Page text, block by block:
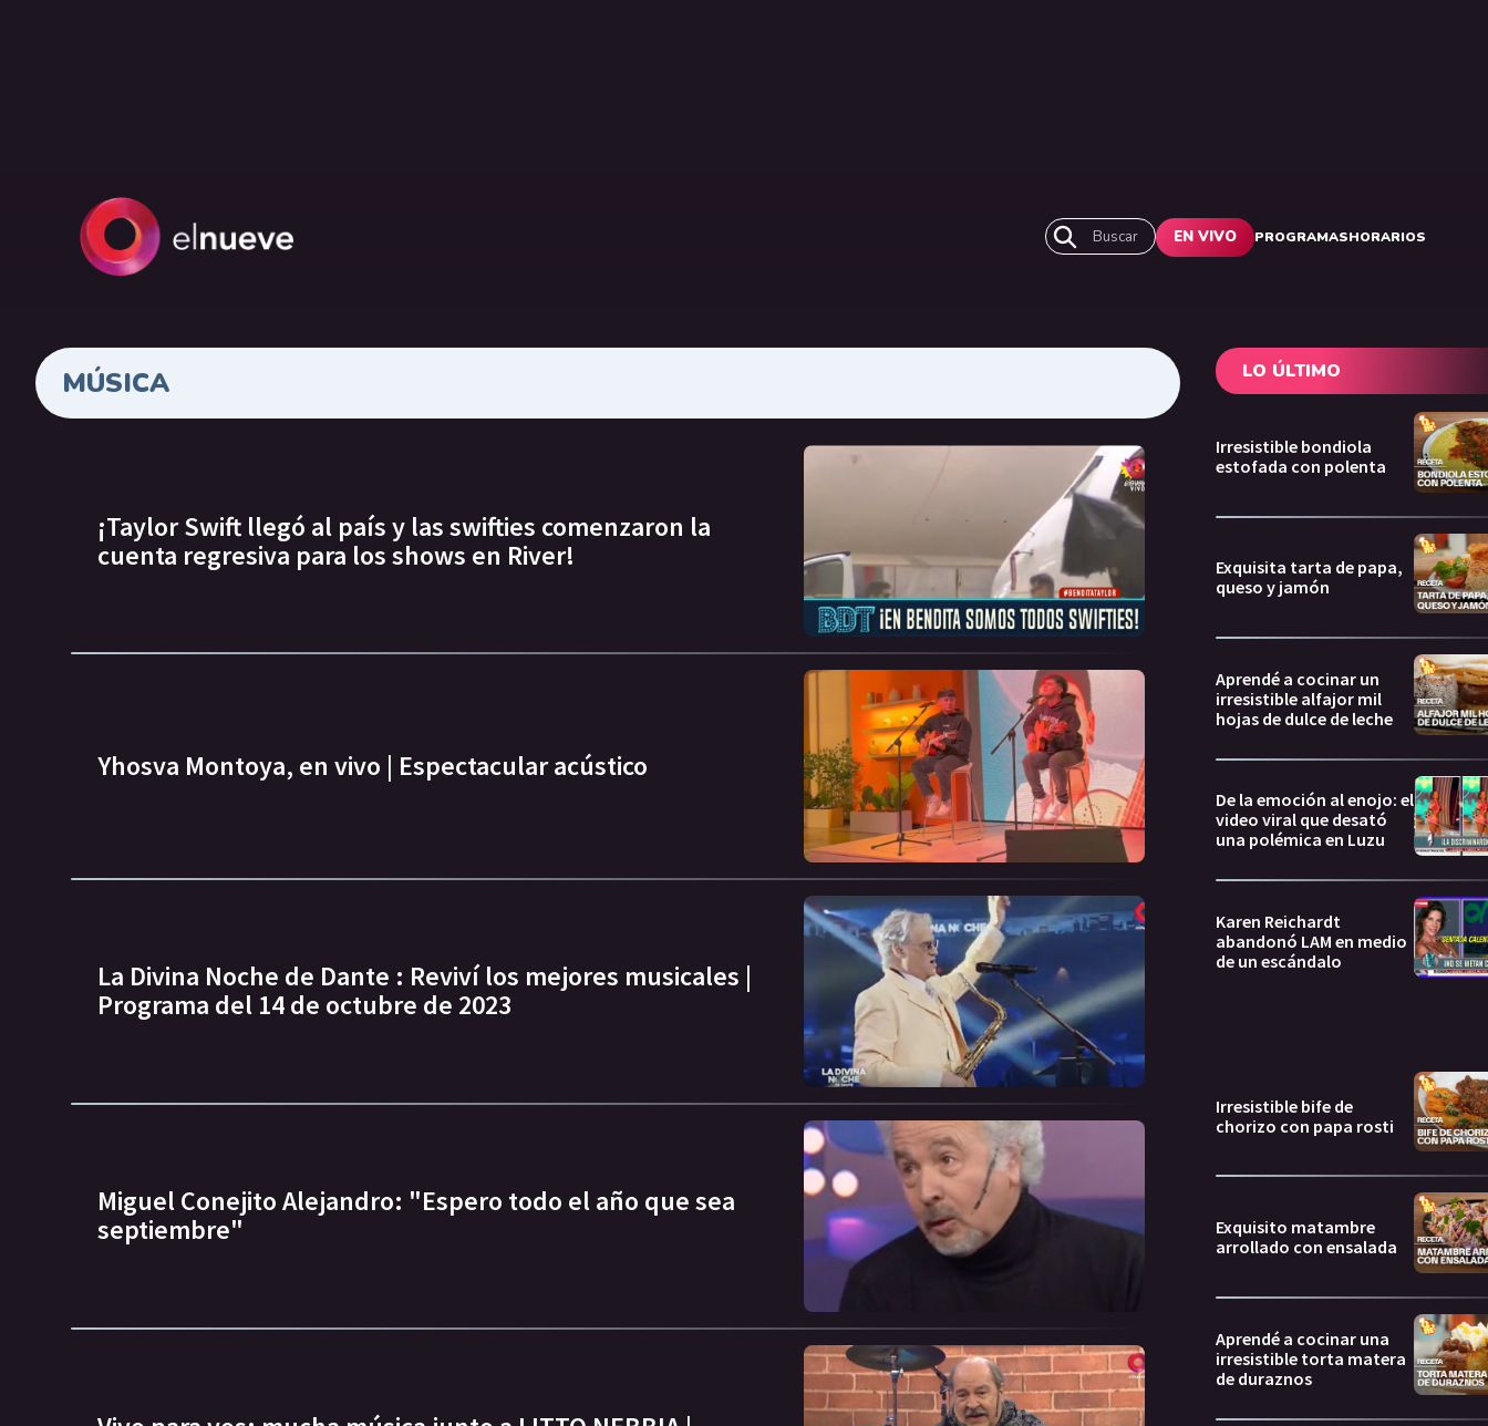
Buscar EN VIVO PROGRAMASHORARIOS
MÚSICA
¡Taylor Swift llegó al país y las swifties comenzaron la
cuenta regresiva para los shows en River!
Yhosva Montoya, en vivo | Espectacular acústico
La Divina Noche de Dante : Reviví los mejores musicales |
Programa del 14 de octubre de 2023
Miguel Conejito Alejandro: "Espero todo el año que sea
septiembre"
LO ÚLTIMO
Irresistible bondiola
estofada con polenta
Exquisita tarta de papa,
queso y jamón
Aprendé a cocinar un
irresistible alfajor mil
hojas de dulce de leche
De la emoción al enojo: el
video viral que desató
una polémica en Luzu
Karen Reichardt
abandonó LAM en medio
de un escándalo
Irresistible bife de
chorizo con papa rosti
Exquisito matambre
arrollado con ensalada
Aprendé a cocinar una
irresistible torta matera
de duraznos